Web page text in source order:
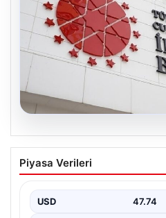
DMM’den Mekke
Hakkındaki İddialara
Suudi Arabistan ve Pakistan
belirtilen Mekke Ortak…
Piyasa Verileri
USD 47.74